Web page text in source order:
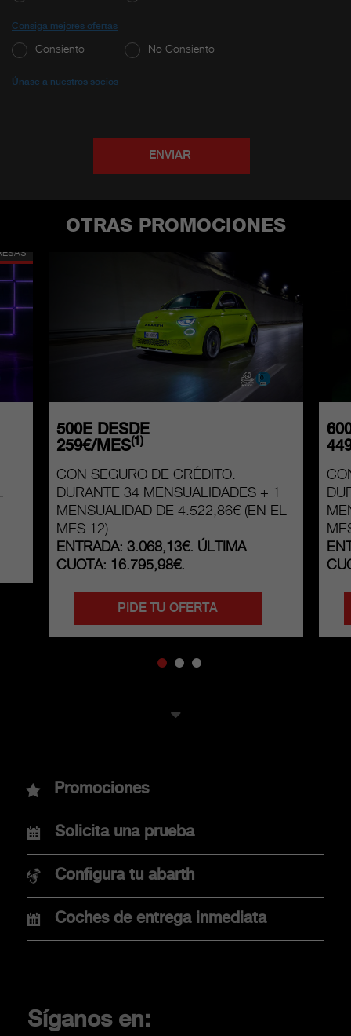
Consiga mejores ofertas
Consiento No Consiento
Únase a nuestros socios
ENVIAR
OTRAS PROMOCIONES
500E DESDE
259€/MES(1)
CON SEGURO DE CRÉDITO.
DURANTE 34 MENSUALIDADES + 1
MENSUALIDAD DE 4.522,86€ (EN EL
MES 12).
ENTRADA: 3.068,13€. ÚLTIMA
CUOTA: 16.795,98€.
PIDE TU OFERTA
MODELOS
Nuevo Abarth 600e
Nuevo Abarth 500e
COMPRA
Financiación
Promociones
Solicita una prueba
Configura tu abarth
Coches de entrega inmediata
Síganos en: